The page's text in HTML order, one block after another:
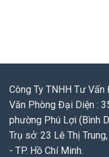
Công Ty TNHH Tư
Văn Phòng Đại Diện :
phường Phú Lợi (Bình
Trụ sở: 23 Lê Thị
- TP. Hồ Chí Minh.